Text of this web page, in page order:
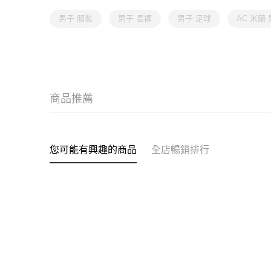
男子 服裝 男子 長褲 男子 足球 AC 米蘭
商品推薦
您可能有興趣的商品 全店暢銷排行